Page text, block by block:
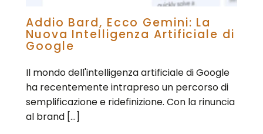
Addio Bard, Ecco Gemini: La
Nuova Intelligenza Artificiale di
Google
Il mondo dell'intelligenza artificiale di Google
ha recentemente intrapreso un percorso di
semplificazione e ridefinizione. Con la rinuncia
al brand […]